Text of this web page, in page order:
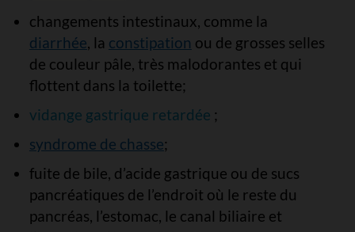
changements intestinaux, comme la
diarrhée, la constipation ou de grosses selles
de couleur pâle, très malodorantes et qui
flottent dans la toilette;
vidange gastrique retardée ;
syndrome de chasse;
fuite de bile, d’acide gastrique ou de sucs
pancréatiques de l’endroit où le reste du
pancréas, l’estomac, le canal biliaire et